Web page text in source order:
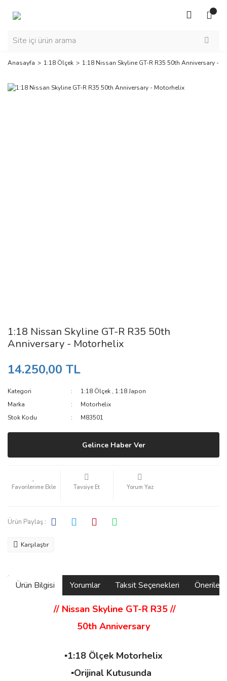
Anasayfa 1:18 Ölçek 1:18 Nissan Skyline GT-R R35 50th Anniversary -
1:18 Nissan Skyline GT-R R35 50th
Anniversary - Motorhelix
14.250,00 TL
Kategori 1:18 Ölçek , 1:18 Japon
Marka
Motorhelix
Stok Kodu
M83501
Gelince Haber Ver
Tavsiye Et Yorum Yaz
Ürün Paylaş :
Karşılaştır
Ürün Bilgisi Yorumlar Taksit Seçenekleri
// Nissan Skyline GT-R R35 //
50th Anniversary
▪️1:18 Ölçek Motorhelix
▪️Orijinal Kutusunda